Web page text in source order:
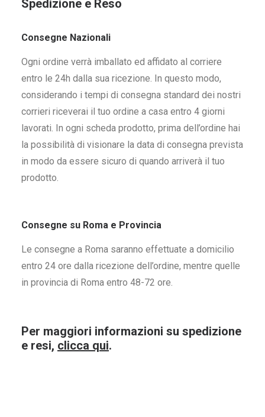
Spedizione e Reso
Consegne Nazionali
Ogni ordine verrà imballato ed affidato al corriere
entro le 24h dalla sua ricezione. In questo modo,
considerando i tempi di consegna standard dei nostri
corrieri riceverai il tuo ordine a casa entro 4 giorni
lavorati. In ogni scheda prodotto, prima dell’ordine hai
la possibilità di visionare la data di consegna prevista
in modo da essere sicuro di quando arriverà il tuo
prodotto.
Consegne su Roma e Provincia
Le consegne a Roma saranno effettuate a domicilio
entro 24 ore dalla ricezione dell’ordine, mentre quelle
in provincia di Roma entro 48-72 ore.
Per maggiori informazioni su spedizione
e resi, clicca qui.